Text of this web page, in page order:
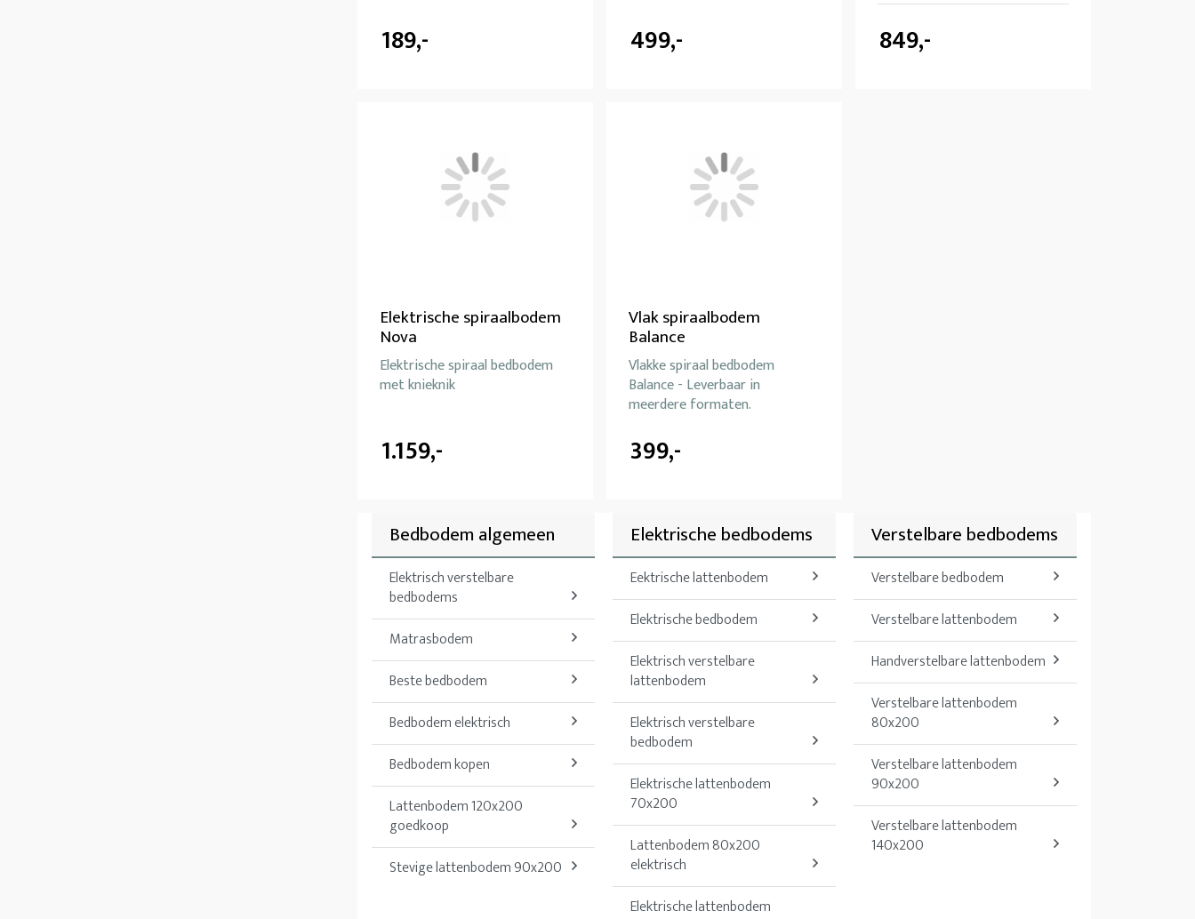
189,- 499,- 849,-
Elektrische spiraalbodem
Nova
Elektrische spiraal bedbodem
met knieknik
1.159,-
Vlak spiraalbodem
Balance
Vlakke spiraal bedbodem
Balance - Leverbaar in
meerdere formaten.
399,-
Bedbodem algemeen
Elektrisch verstelbare
bedbodems
Matrasbodem
Beste bedbodem
Bedbodem elektrisch
Bedbodem kopen
Lattenbodem 120x200
goedkoop
Stevige lattenbodem 90x200
Elektrische bedbodems
Eektrische lattenbodem
Elektrische bedbodem
Elektrisch verstelbare
lattenbodem
Elektrisch verstelbare
bedbodem
Elektrische lattenbodem
70x200
Lattenbodem 80x200
elektrisch
Elektrische lattenbodem
Verstelbare bedbodems
Verstelbare bedbodem
Verstelbare lattenbodem
Handverstelbare lattenbodem
Verstelbare lattenbodem
80x200
Verstelbare lattenbodem
90x200
Verstelbare lattenbodem
140x200